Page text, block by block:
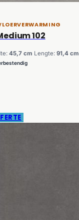
102
45,7 cm Lengte: 91,4 cm